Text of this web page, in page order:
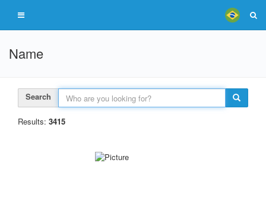
Name
Search
Results: 3415